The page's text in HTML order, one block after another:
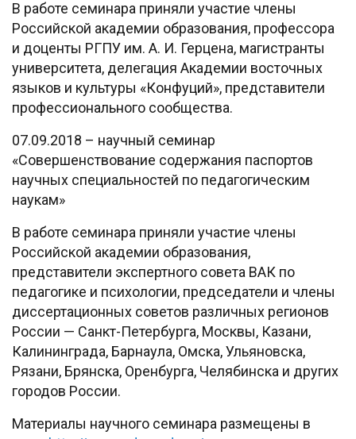
В работе семинара приняли участие члены
Российской академии образования, профессора
и доценты РГПУ им. А. И. Герцена, магистранты
университета, делегация Академии восточных
языков и культуры «Конфуций», представители
профессионального сообщества.
07.09.2018 – научный семинар
«Совершенствование содержания паспортов
научных специальностей по педагогическим
наукам»
В работе семинара приняли участие члены
Российской академии образования,
представители экспертного совета ВАК по
педагогике и психологии, председатели и члены
диссертационных советов различных регионов
России — Санкт-Петербурга, Москвы, Казани,
Калининграда, Барнаула, Омска, Ульяновска,
Рязани, Брянска, Оренбурга, Челябинска и других
городов России.
Материалы научного семинара размещены в